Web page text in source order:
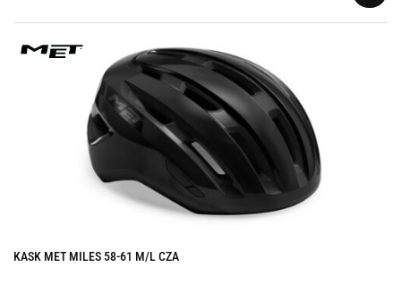
KASK MET MILES 58-61 M/L CZA